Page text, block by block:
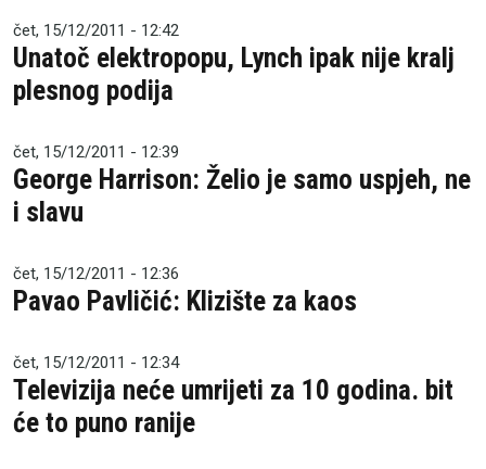
čet, 15/12/2011 - 12:42
Unatoč elektropopu, Lynch ipak nije kralj
plesnog podija
čet, 15/12/2011 - 12:39
George Harrison: Želio je samo uspjeh, ne
i slavu
čet, 15/12/2011 - 12:36
Pavao Pavličić: Klizište za kaos
čet, 15/12/2011 - 12:34
Televizija neće umrijeti za 10 godina. bit
će to puno ranije